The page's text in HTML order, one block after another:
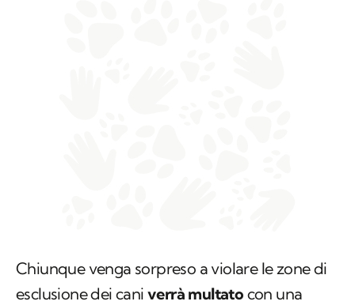
Chiunque venga sorpreso a violare le zone di
esclusione dei cani verrà multato con una